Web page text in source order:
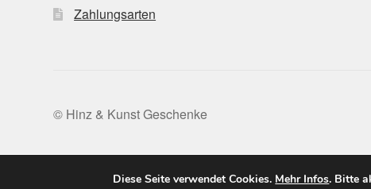
Zahlungsarten
© Hinz & Kunst Geschenke
Diese Seite verwendet Cookies. Mehr Infos. Bitte